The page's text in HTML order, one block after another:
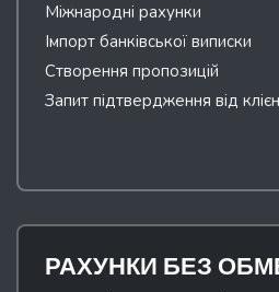
Міжнародні рахунки
Імпорт банківської виписки
Створення пропозицій
Запит підтвердження від
РАХУНКИ БЕЗ